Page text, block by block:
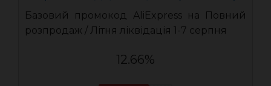
Базовий промокод AliExpress на Повний
розпродаж / Літня ліквідація 1-7 серпня
12.66%